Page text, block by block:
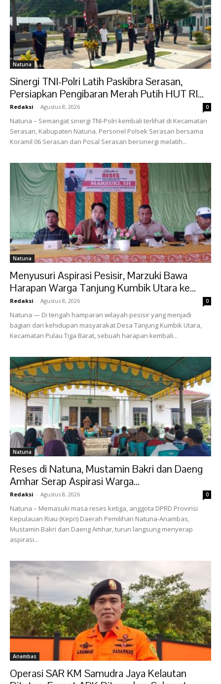
Natuna
Sinergi TNI-Polri Latih Paskibra Serasan,
Persiapkan Pengibaran Merah Putih HUT RI...
Redaksi - Agustus 8, 2026 0
‎Natuna – Semangat sinergi TNI-Polri kembali terlihat di Kecamatan
Serasan, Kabupaten Natuna. Personel Polsek Serasan bersama
Koramil 06 Serasan dan Posal Serasan bersinergi melatih...
Natuna
Menyusuri Aspirasi Pesisir, Marzuki Bawa
Harapan Warga Tanjung Kumbik Utara ke...
Redaksi - Agustus 8, 2026 0
Natuna — Di tengah hamparan wilayah pesisir yang menjadi
bagian dari kehidupan masyarakat Desa Tanjung Kumbik Utara,
Kecamatan Pulau Tiga Barat, sebuah harapan kembali...
Natuna
Reses di Natuna, Mustamin Bakri dan Daeng
Amhar Serap Aspirasi Warga...
Redaksi - Agustus 8, 2026 0
Natuna – Memasuki masa reses ketiga, anggota DPRD Provinsi
Kepulauan Riau (Kepri) Daerah Pemilihan Natuna-Anambas,
Mustamin Bakri dan Daeng Amhar, turun langsung menyerap
aspirasi...
Anambas
Operasi SAR KM Samudra Jaya Kelautan